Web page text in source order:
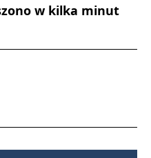
w kilka minut